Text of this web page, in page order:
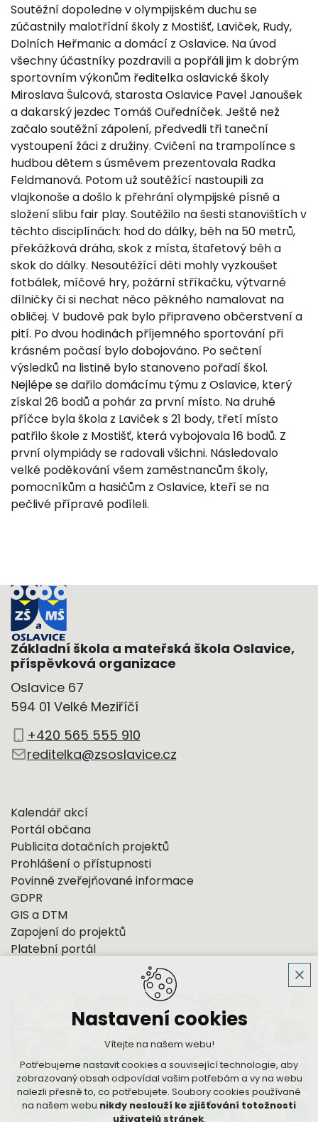
Soutěžní dopoledne v olympijském duchu se
zúčastnily malotřídní školy z Mostišť, Laviček, Rudy,
Dolních Heřmanic a domácí z Oslavice. Na úvod
všechny účastníky pozdravili a popřáli jim k dobrým
sportovním výkonům ředitelka oslavické školy
Miroslava Šulcová, starosta Oslavice Pavel Janoušek
a dakarský jezdec Tomáš Ouředníček. Ještě než
začalo soutěžní zápolení, předvedli tři taneční
vystoupení žáci z družiny. Cvičení na trampolínce s
hudbou dětem s úsměvem prezentovala Radka
Feldmanová. Potom už soutěžící nastoupili za
vlajkonoše a došlo k přehrání olympijské písně a
složení slibu fair play. Soutěžilo na šesti stanovištích v
těchto disciplínách: hod do dálky, běh na 50 metrů,
překážková dráha, skok z místa, štafetový běh a
skok do dálky. Nesoutěžící děti mohly vyzkoušet
fotbálek, míčové hry, požární stříkačku, výtvarné
dílničky či si nechat něco pěkného namalovat na
obličej. V budově pak bylo připraveno občerstvení a
pití. Po dvou hodinách příjemného sportování při
krásném počasí bylo dobojováno. Po sečtení
výsledků na listině bylo stanoveno pořadí škol.
Nejlépe se dařilo domácímu týmu z Oslavice, který
získal 26 bodů a pohár za první místo. Na druhé
příčce byla škola z Laviček s 21 body, třetí místo
patřilo škole z Mostišť, která vybojovala 16 bodů. Z
první olympiády se radovali všichni. Následovalo
velké poděkování všem zaměstnancům školy,
pomocníkům a hasičům z Oslavice, kteří se na
pečlivé přípravě podíleli.
Základní škola a mateřská škola Oslavice,
příspěvková organizace
Oslavice 67
594 01 Velké Meziříčí
+420 565 555 910
reditelka@zsoslavice.cz
Kalendář akcí
Portál občana
Publicita dotačních projektů
Prohlášení o přístupnosti
Povinně zveřejňované informace
GDPR
GIS a DTM
Zapojení do projektů
Platební portál
Nastavení cookies
Vítejte na našem webu!
Potřebujeme nastavit cookies a související technologie, aby
zobrazovaný obsah odpovídal vašim potřebám a vy na webu
nalezli přesně to, co potřebujete. Soubory cookies používané
na našem webu nikdy neslouží ke zjišťování totožnosti
uživatelů stránek.